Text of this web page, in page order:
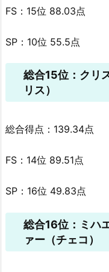
FS：15位 88.03点
SP：10位 55.5点
総合15位：クリ
リス）
総合得点：139.34点
FS：14位 89.51点
SP：16位 49.83点
総合16位：ミハ
ァー（チェコ）